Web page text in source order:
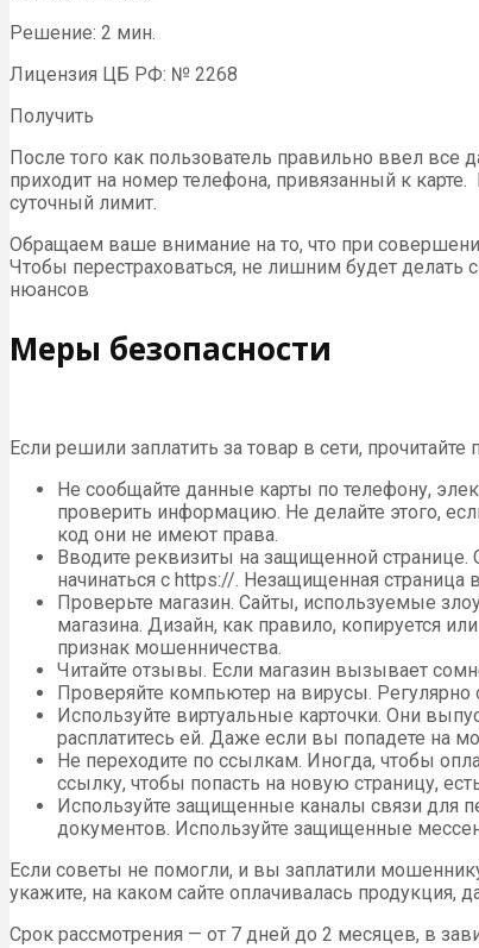
Решение: 2 мин.
Лицензия ЦБ РФ: № 2268
Получить
После того как пользователь правильно ввел все
приходит на номер телефона, привязанный к
суточный лимит.
Обращаем ваше внимание на то, что при
Чтобы перестраховаться, не лишним будет делать
нюансов
Меры безопасности
Если решили заплатить за товар в сети,
Не сообщайте данные карты по телефону,
проверить информацию. Не делайте этого,
код они не имеют права.
Вводите реквизиты на защищенной странице.
начинаться с https://. Незащищенная страница
Проверьте магазин. Сайты, используемые
магазина. Дизайн, как правило, копируется
признак мошенничества.
Читайте отзывы. Если магазин вызывает
Проверяйте компьютер на вирусы. Регулярно
Используйте виртуальные карточки. Они
расплатитесь ей. Даже если вы попадете на
Не переходите по ссылкам. Иногда, чтобы
ссылку, чтобы попасть на новую страницу,
Используйте защищенные каналы связи для
документов. Используйте защищенные
Если советы не помогли, и вы заплатили
укажите, на каком сайте оплачивалась
Срок рассмотрения — от 7 дней до 2 месяцев, в